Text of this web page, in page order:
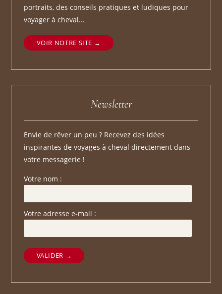
portraits, des conseils pratiques et ludiques pour
voyager à cheval...
VOIR NOTRE SITE
Newsletter
Envie de rêver un peu ? Recevez des idées
inspirantes de voyages à cheval directement dans
votre messagerie !
Votre nom :
Votre adresse e-mail :
VALIDER →